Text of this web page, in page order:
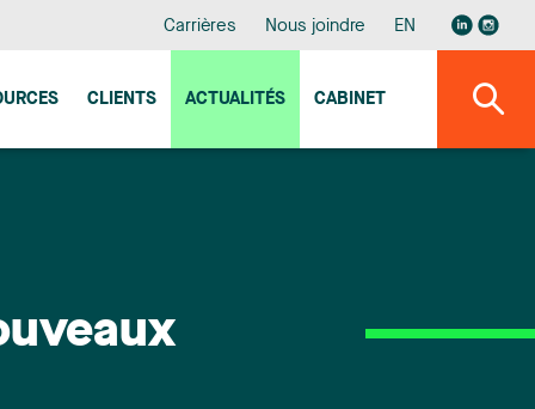
Carrières Nous joindre EN
CLIENTS ACTUALITÉS CABINET